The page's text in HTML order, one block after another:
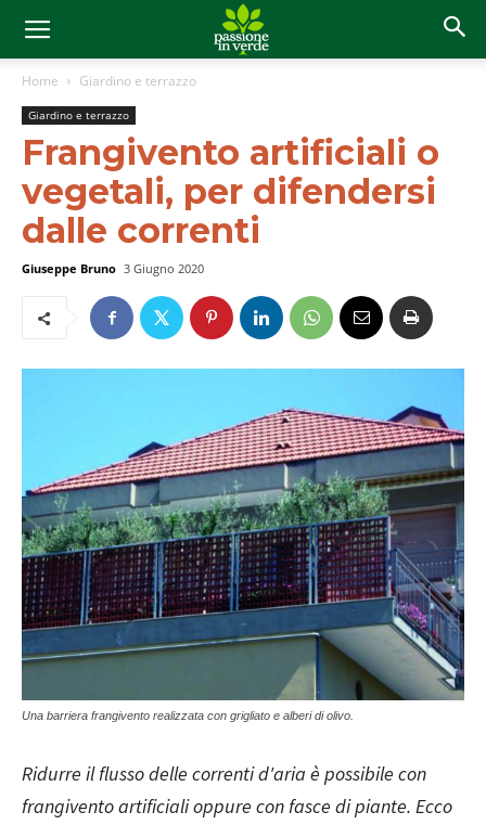
Home Giardino e terrazzo
Giardino e terrazzo
Frangivento artificiali o
vegetali, per difendersi
dalle correnti
Giuseppe Bruno 3 Giugno 2020
Una barriera frangivento realizzata con grigliato e alberi di olivo.
Ridurre il flusso delle correnti d'aria è possibile con
frangivento artificiali oppure con fasce di piante. Ecco